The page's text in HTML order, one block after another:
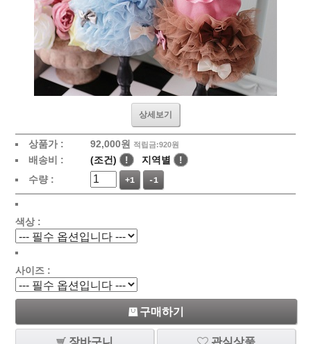
상세보기
상품가 : 92,000원 적립금:920원
배송비 : (조건) ! 지역별
!
수량 :
+1 -1
색상 :
사이즈 :
구매하기
장바구니 관심상품